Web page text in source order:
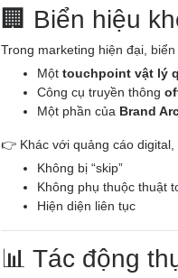
🏢 Biển hiệu
Trong marketing hiện đại,
Một touchpoint vật lý
Công cụ truyền thông
Một phần của Brand
👉 Khác với quảng cáo
Không bị “skip”
Không phụ thuộc thuật
Hiện diện liên tục
📊 Tác động